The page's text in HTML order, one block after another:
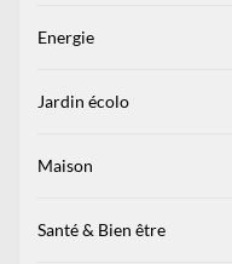
Energie
Jardin écolo
Maison
Santé & Bien être